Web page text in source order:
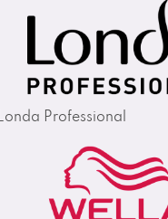
Londa Professional